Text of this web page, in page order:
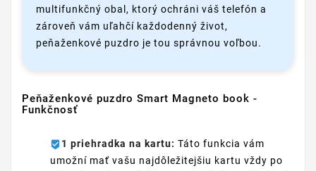
multifunkčný obal, ktorý ochráni váš telefón a
zároveň vám uľahčí každodenný život,
peňaženkové puzdro je tou správnou voľbou.
Peňaženkové puzdro Smart Magneto book -
Funkčnosť
1 priehradka na kartu: Táto funkcia vám
umožní mať vašu najdôležitejšiu kartu vždy po